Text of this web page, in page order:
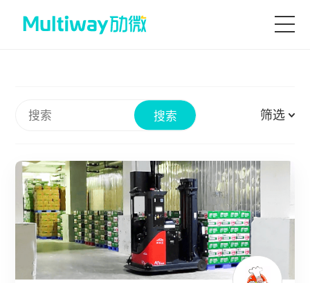
产品技术
场景应用
案例中心
服务支持
搜索 筛选